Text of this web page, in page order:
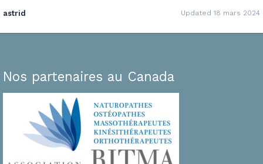
astrid Updated 18 mars 2024
Nos partenaires au Canada